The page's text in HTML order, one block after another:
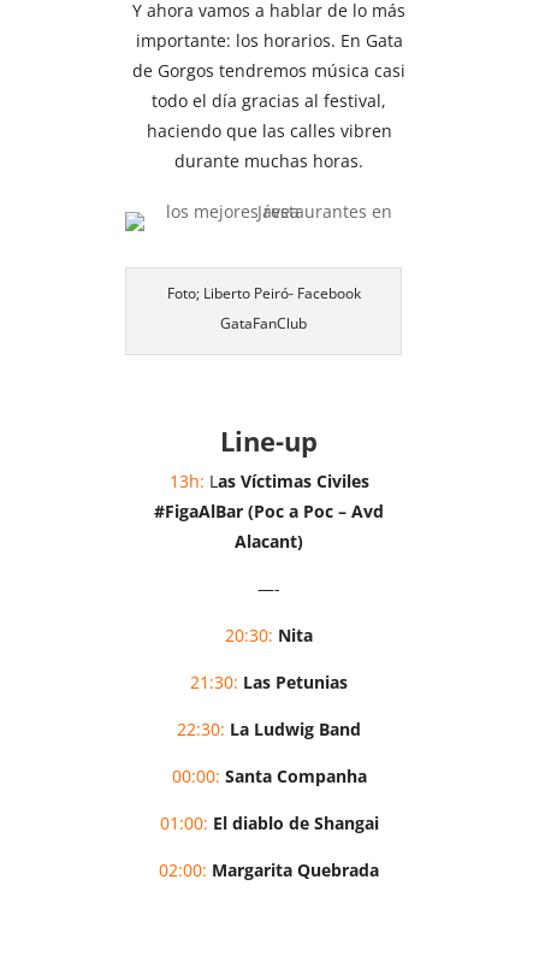
Y ahora vamos a hablar de lo más
importante: los horarios. En Gata
de Gorgos tendremos música casi
todo el día gracias al festival,
haciendo que las calles vibren
durante muchas horas.
Foto; Liberto Peiró- Facebook
GataFanClub
Line-up
13h: Las Víctimas Civiles
#FigaAlBar (Poc a Poc – Avd
Alacant)
—-
20:30: Nita
21:30: Las Petunias
22:30: La Ludwig Band
00:00: Santa Companha
01:00: El diablo de Shangai
02:00: Margarita Quebrada